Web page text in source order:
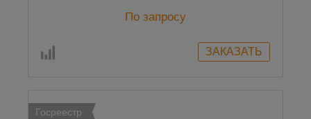
По запросу
Госреестр